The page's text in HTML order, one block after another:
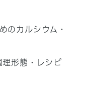
のカルシウム・
形態・レシピ